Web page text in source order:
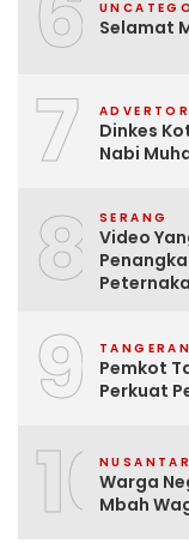
Selamat
7
Dinkes
Nabi
8 SERANG
Video
9
Pemkot
Perkuat
10Warga
Mbah